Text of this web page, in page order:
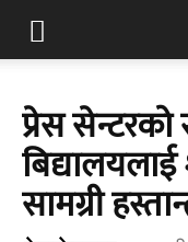
प्रेस सेन्टरको
सामग्री